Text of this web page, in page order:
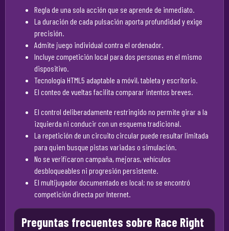
Regla de una sola acción que se aprende de inmediato.
La duración de cada pulsación aporta profundidad y exige
precisión.
Admite juego individual contra el ordenador.
Incluye competición local para dos personas en el mismo
dispositivo.
Tecnología HTML5 adaptable a móvil, tableta y escritorio.
El conteo de vueltas facilita comparar intentos breves.
El control deliberadamente restringido no permite girar a la
izquierda ni conducir con un esquema tradicional.
La repetición de un circuito circular puede resultar limitada
para quien busque pistas variadas o simulación.
No se verificaron campaña, mejoras, vehículos
desbloqueables ni progresión persistente.
El multijugador documentado es local; no se encontró
competición directa por Internet.
Preguntas frecuentes sobre Race Right